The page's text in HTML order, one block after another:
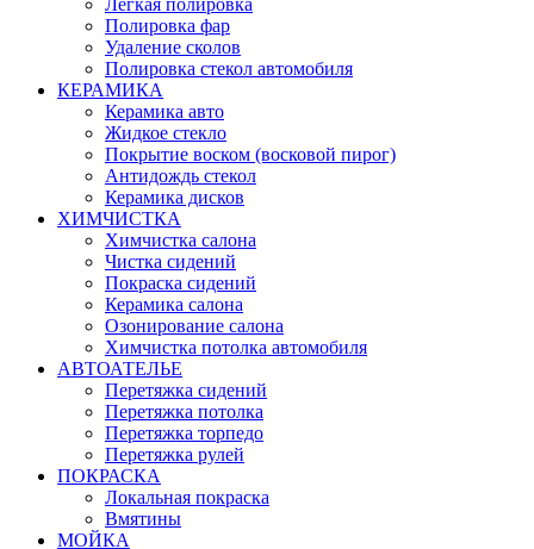
Легкая полировка
Полировка фар
Удаление сколов
Полировка стекол автомобиля
КЕРАМИКА
Керамика авто
Жидкое стекло
Покрытие воском (восковой пирог)
Антидождь стекол
Керамика дисков
ХИМЧИСТКА
Химчистка салона
Чистка сидений
Покраска сидений
Керамика салона
Озонирование салона
Химчистка потолка автомобиля
АВТОАТЕЛЬЕ
Перетяжка сидений
Перетяжка потолка
Перетяжка торпедо
Перетяжка рулей
ПОКРАСКА
Локальная покраска
Вмятины
МОЙКА